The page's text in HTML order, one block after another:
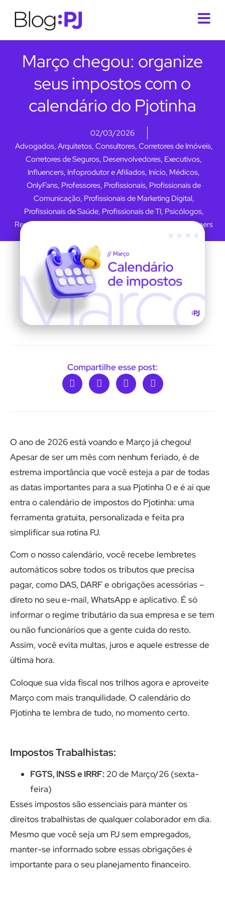
Março chegou: organize
seus impostos com o
calendário do Pjotinha
02/03/2026
Advogados, Arquitetos, Consultores, Corretores de Imóveis,
Corretores de Seguros, Desenvolvedores, Executivos,
Influencers, Infoprodutor e Afiliados, Início, Médicos,
OnlyFans, Professores, Profissionais, Profissionais de
Comunicação, Profissionais de Marketing Digital,
Profissionais de Saúde, Profissionais de TI, Psicólogos,
Representantes Comerciais
Youtubers, Streamers e Gamers
Compartilhe esse post:
O ano de 2026 está voando e Março já chegou!
Apesar de ser um mês com nenhum feriado, é de
estrema importância que você esteja a par de todas
as datas importantes para a sua Pjotinha 0 e é aí que
entra o calendário de impostos do Pjotinha: uma
ferramenta gratuita, personalizada e feita pra
simplificar sua rotina PJ.
Com o nosso calendário, você recebe lembretes
automáticos sobre todos os tributos que precisa
pagar, como DAS, DARF e obrigações acessórias –
direto no seu e-mail, WhatsApp e aplicativo. É só
informar o regime tributário da sua empresa e se tem
ou não funcionários que a gente cuida do resto.
Assim, você evita multas, juros e aquele estresse de
última hora.
Coloque sua vida fiscal nos trilhos agora e aproveite
Março com mais tranquilidade. O calendário do
Pjotinha te lembra de tudo, no momento certo.
Impostos Trabalhistas:
FGTS, INSS e IRRF: 20 de Março/26 (sexta-
feira)
Esses impostos são essenciais para manter os
direitos trabalhistas de qualquer colaborador em dia.
Mesmo que você seja um PJ sem empregados,
manter-se informado sobre essas obrigações é
importante para o seu planejamento financeiro.